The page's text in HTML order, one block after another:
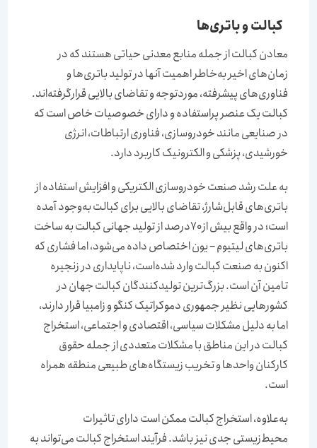
کبالت و باتری‌‌‌‌‌‌ها
معادن کبالت از جمله منابع معدنی حیاتی هستند که در
زمان‌‌‌‌‌‌های اخیر به‌‌‌‌‌‌خاطر اهمیت آنها در تولید باتری‌‌‌‌‌‌ها و
فناوری‌های پیشرفته، موردتوجه و تقاضای بالایی قرارگرفته‌‌‌‌‌‌اند.
کبالت یک عنصر پراستفاده و دارای خصوصیات خاص است که
در صنایعی مانند خودروسازی، فناوری ارتباطات، انرژی
خورشیدی، پزشکی و الکترونیک کاربرد دارد.
به علت رشد صنعت خودروسازی الکتریکی و افزایش استفاده از
باتری‌‌‌‌‌‌های قابل‌‌‌‌‌‌شارژ، تقاضای بالایی برای کبالت به‌وجود آمده
است؛ در واقع بیش از ۷۰‌درصد از تولید جهانی کبالت به ساخت
باتری‌‌‌‌‌‌های لیتیوم – یون اختصاص داده می‌شود، اما فشاری که
اکنون به صنعت کبالت وارد شده‌است، ناپایداری در زنجیره
تامین آن است. بزرگ‌ترین تولیدکنندگان کبالت جهان در
کشورهایی نظیر جمهوری دموکراتیک کنگو و زامبیا قرار دارند،
اما به دلیل مشکلات سیاسی، اقتصادی و اجتماعی، استخراج
کبالت در این مناطق با مشکلات متعددی از جمله حقوق
کارکنان واحدها و تخریب زیستگاه‌‌‌‌‌‌های طبیعی منطقه همراه
است.
به‌علاوه، استخراج کبالت ممکن است دارای تاثیرات
محیط‌زیستی جدی نیز باشد. فرآیند استخراج کبالت می‌تواند به